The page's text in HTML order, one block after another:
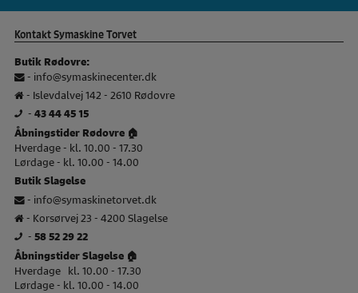
Kontakt Symaskine Torvet
Butik Rødovre:
- info@symaskinecenter.dk
- Islevdalvej 142 - 2610 Rødovre
- 43 44 45 15
Åbningstider Rødovre 🏠
Hverdage - kl. 10.00 - 17.30
Lørdage - kl. 10.00 - 14.00
Butik Slagelse
- info@symaskinetorvet.dk
- Korsørvej 23 - 4200 Slagelse
- 58 52 29 22
Åbningstider Slagelse 🏠
Hverdage kl. 10.00 - 17.30
Lørdage - kl. 10.00 - 14.00